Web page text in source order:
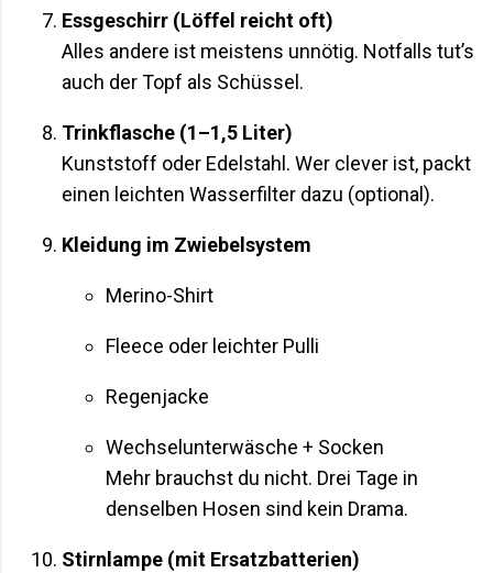
Essgeschirr (Löffel reicht oft)
Alles andere ist meistens unnötig. Notfalls tut’s
auch der Topf als Schüssel.
Trinkflasche (1–1,5 Liter)
Kunststoff oder Edelstahl. Wer clever ist, packt
einen leichten Wasserfilter dazu (optional).
Kleidung im Zwiebelsystem
Merino-Shirt
Fleece oder leichter Pulli
Regenjacke
Wechselunterwäsche + Socken
Mehr brauchst du nicht. Drei Tage in
denselben Hosen sind kein Drama.
Stirnlampe (mit Ersatzbatterien)